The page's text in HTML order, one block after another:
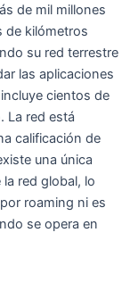
de mil millones
de kilómetros
su red terrestre
las aplicaciones
cientos de
La red está
calificación de
una única
red global, lo
roaming ni es
se opera en